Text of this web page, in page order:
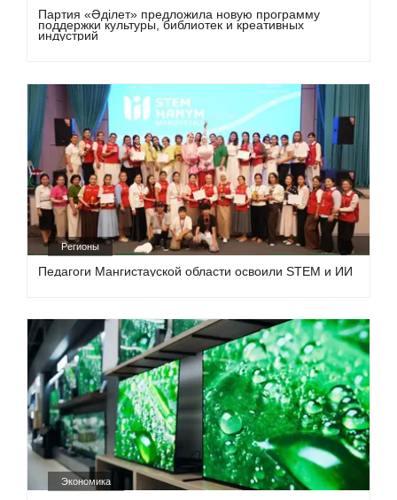
Партия «Әділет» предложила новую программу
поддержки культуры, библиотек и креативных
индустрий
Регионы
Педагоги Мангистауской области освоили STEM и ИИ
Экономика